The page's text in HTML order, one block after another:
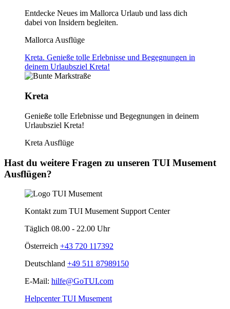
Entdecke Neues im Mallorca Urlaub und lass dich
dabei von Insidern begleiten.
Mallorca Ausflüge
Kreta. Genieße tolle Erlebnisse und Begegnungen in
deinem Urlaubsziel Kreta!
Kreta
Genieße tolle Erlebnisse und Begegnungen in deinem
Urlaubsziel Kreta!
Kreta Ausflüge
Hast du weitere Fragen zu unseren TUI Musement
Ausflügen?
Kontakt zum TUI Musement Support Center
Täglich 08.00 - 22.00 Uhr
Österreich +43 720 117392
Deutschland +49 511 87989150
E-Mail: hilfe@GoTUI.com
Helpcenter TUI Musement